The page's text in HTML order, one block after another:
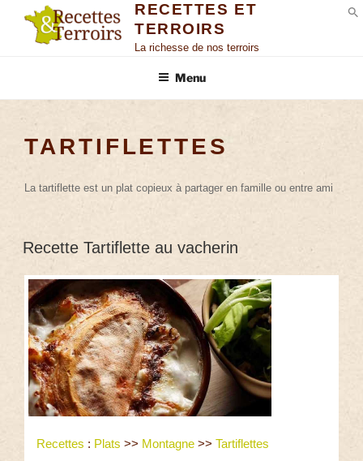
RECETTES ET
TERROIRS
La richesse de nos terroirs
Menu
TARTIFLETTES
La tartiflette est un plat copieux à partager en famille ou entre ami
Recette Tartiflette au vacherin
Recettes : Plats >> Montagne >> Tartiflettes